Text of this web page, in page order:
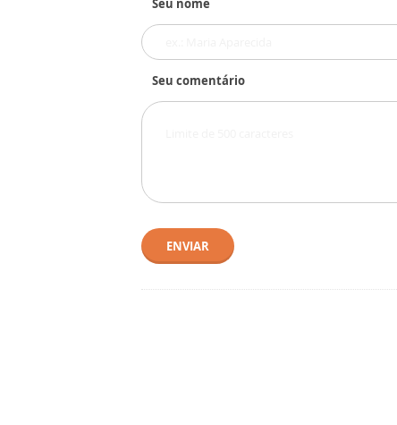
Seu nome
Seu comentário
ENVIAR